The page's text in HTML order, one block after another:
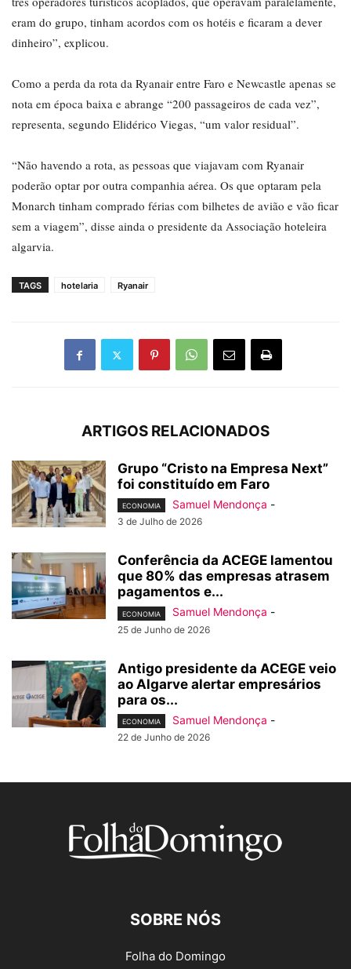
eram do grupo, tinham acordos com os hotéis e ficaram a dever
dinheiro”, explicou.
Como a perda da rota da Ryanair entre Faro e Newcastle apenas se
nota em época baixa e abrange “200 passageiros de cada vez”,
representa, segundo Elidérico Viegas, “um valor residual”.
“Não havendo a rota, as pessoas que viajavam com Ryanair
poderão optar por outra companhia aérea. Os que optaram pela
Monarch tinham comprado férias com bilhetes de avião e vão ficar
sem a viagem”, disse ainda o presidente da Associação hoteleira
algarvia.
TAGS hotelaria Ryanair
ARTIGOS RELACIONADOS
Grupo “Cristo na Empresa Next”
foi constituído em Faro
ECONOMIA Samuel Mendonça -
3 de Julho de 2026
Conferência da ACEGE lamentou
que 80% das empresas atrasem
pagamentos e...
ECONOMIA Samuel Mendonça -
25 de Junho de 2026
Antigo presidente da ACEGE veio
ao Algarve alertar empresários
para os...
ECONOMIA Samuel Mendonça -
22 de Junho de 2026
SOBRE NÓS
Folha do Domingo